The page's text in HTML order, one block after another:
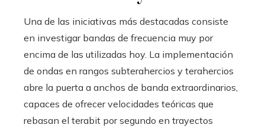
Una de las iniciativas más destacadas consiste
en investigar bandas de frecuencia muy por
encima de las utilizadas hoy. La implementación
de ondas en rangos subterahercios y terahercios
abre la puerta a anchos de banda extraordinarios,
capaces de ofrecer velocidades teóricas que
rebasan el terabit por segundo en trayectos